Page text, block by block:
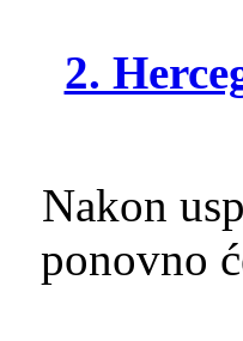
2.
Nakon
ponovno